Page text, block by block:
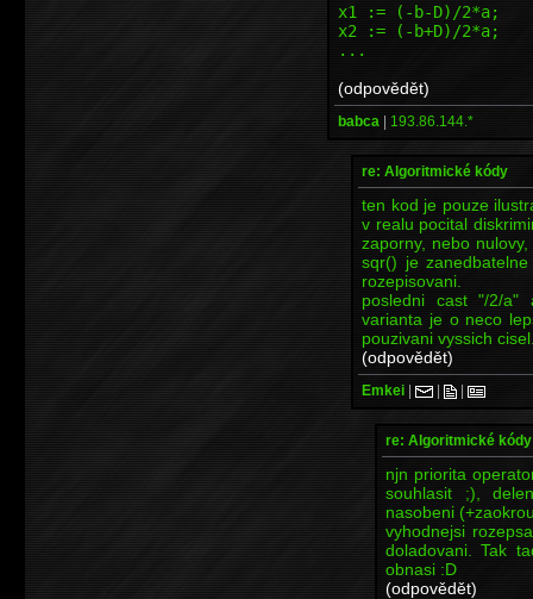
x1 := (-b-D)/2*a;
x2 := (-b+D)/2*a;
...
(odpovědět)
babca | 193.86.144.*
re: Algoritmické kódy
ten kod je pouze
v realu pocital
zaporny, nebo
sqr() je
rozepisovani.
posledni cast "/2/a"
varianta je o neco
pouzivani vyssich
(odpovědět)
Emkei | | |
re: Algoritmické kódy
njn priorita
souhlasit ;),
nasobeni
vyhodnejsi
doladovani. Tak
obnasi :D
(odpovědět)